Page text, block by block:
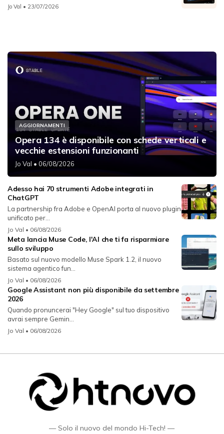
Jo Val • 23/07/2026
AGGIORNAMENTI
Opera 134 è disponibile con schede verticali e
vecchie estensioni funzionanti
Jo Val • 06/08/2026
Adesso hai 70 strumenti Adobe integrati in
ChatGPT
La partnership fra Adobe e OpenAI porta al nuovo plugin
unificato per...
Jo Val • 06/08/2026
Meta lancia Muse Code, l'AI che ti fa risparmiare
sullo sviluppo
Basato sul nuovo modello Muse Spark 1.2, il nuovo
sistema agentico fun...
Jo Val • 06/08/2026
Google Assistant non più disponibile da settembre
2026
Quando pronuncerai "Hey Google" sul tuo dispositivo
avrai sempre Gemin...
Jo Val • 06/08/2026
— Solo il nuovo del mondo Hi-Tech! —